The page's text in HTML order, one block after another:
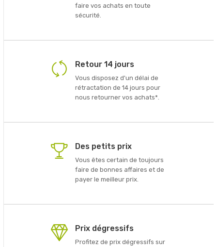
faire vos achats en toute
sécurité.
Retour 14 jours
Vous disposez d'un délai de
rétractation de 14 jours pour
nous retourner vos achats*.
Des petits prix
Vous êtes certain de toujours
faire de bonnes affaires et de
payer le meilleur prix.
Prix dégressifs
Profitez de prix dégressifs sur